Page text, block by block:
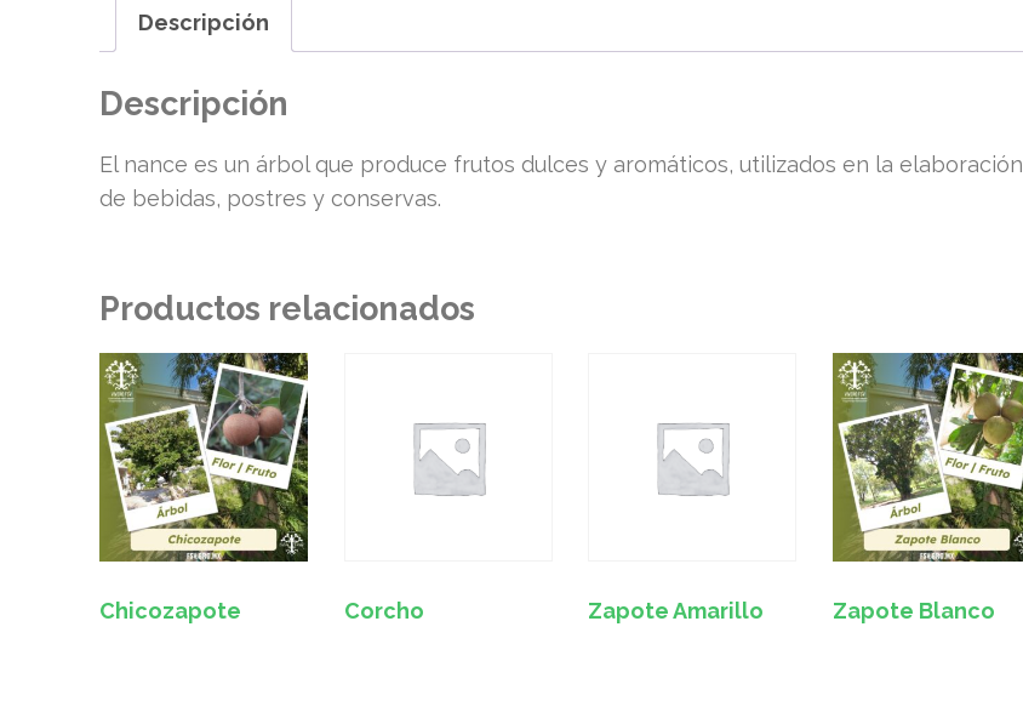
Descripción
Descripción
El nance es un árbol que produce frutos dulces y aromáticos, utilizados en la elaboración
de bebidas, postres y conservas.
Productos relacionados
Chicozapote Corcho Zapote Amarillo Zapote Blanco